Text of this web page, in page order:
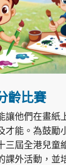
PCM 電腦廣場
EDUPLUS
齡比賽
讓他們在畫紙
才能。為鼓勵
三屆全港兒童
外活動，並